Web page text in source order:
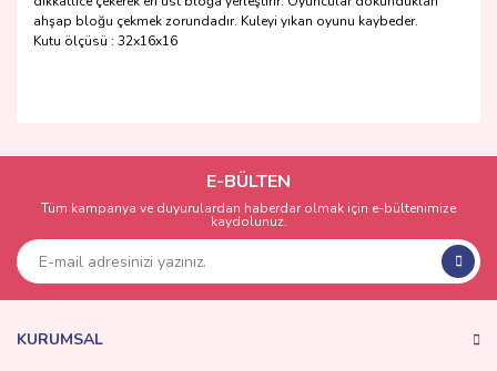
ahşap bloğu çekmek zorundadır. Kuleyi yıkan oyunu kaybeder.
Kutu ölçüsü : 32x16x16
Yorum Yaz
kullanarak tarafımıza iletebilirsiniz.
Görüş ve önerileriniz için teşekkür ederiz.
Ürün açıklamasında eksik bilgiler bulunuyor.
Ürün bilgilerinde hatalar bulunuyor.
E-BÜLTEN
Tüm kampanya ve duyurulardan haberdar olmak için e-bültenimize
kaydolunuz.
KURUMSAL